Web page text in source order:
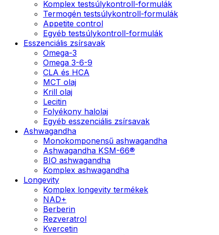
Komplex testsúlykontroll-formulák
Termogén testsúlykontroll-formulák
Appetite control
Egyéb testsúlykontroll-formulák
Esszenciális zsírsavak
Omega-3
Omega 3-6-9
CLA és HCA
MCT olaj
Krill olaj
Lecitin
Folyékony halolaj
Egyéb esszenciális zsírsavak
Ashwagandha
Monokomponensű ashwagandha
Ashwagandha KSM-66®
BIO ashwagandha
Komplex ashwagandha
Longevity
Komplex longevity termékek
NAD+
Berberin
Rezveratrol
Kvercetin